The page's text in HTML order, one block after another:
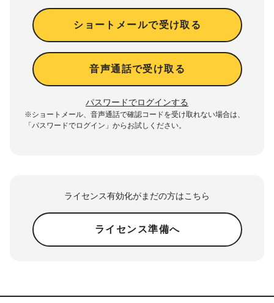
ショートメールで受け取る
音声通話で受け取る
パスワードでログインする
※ショートメール、音声通話で確認コードを受け取れない場合は、
「パスワードでログイン」からお試しください。
ライセンス有効化がまだの方はこちら
ライセンス準備へ